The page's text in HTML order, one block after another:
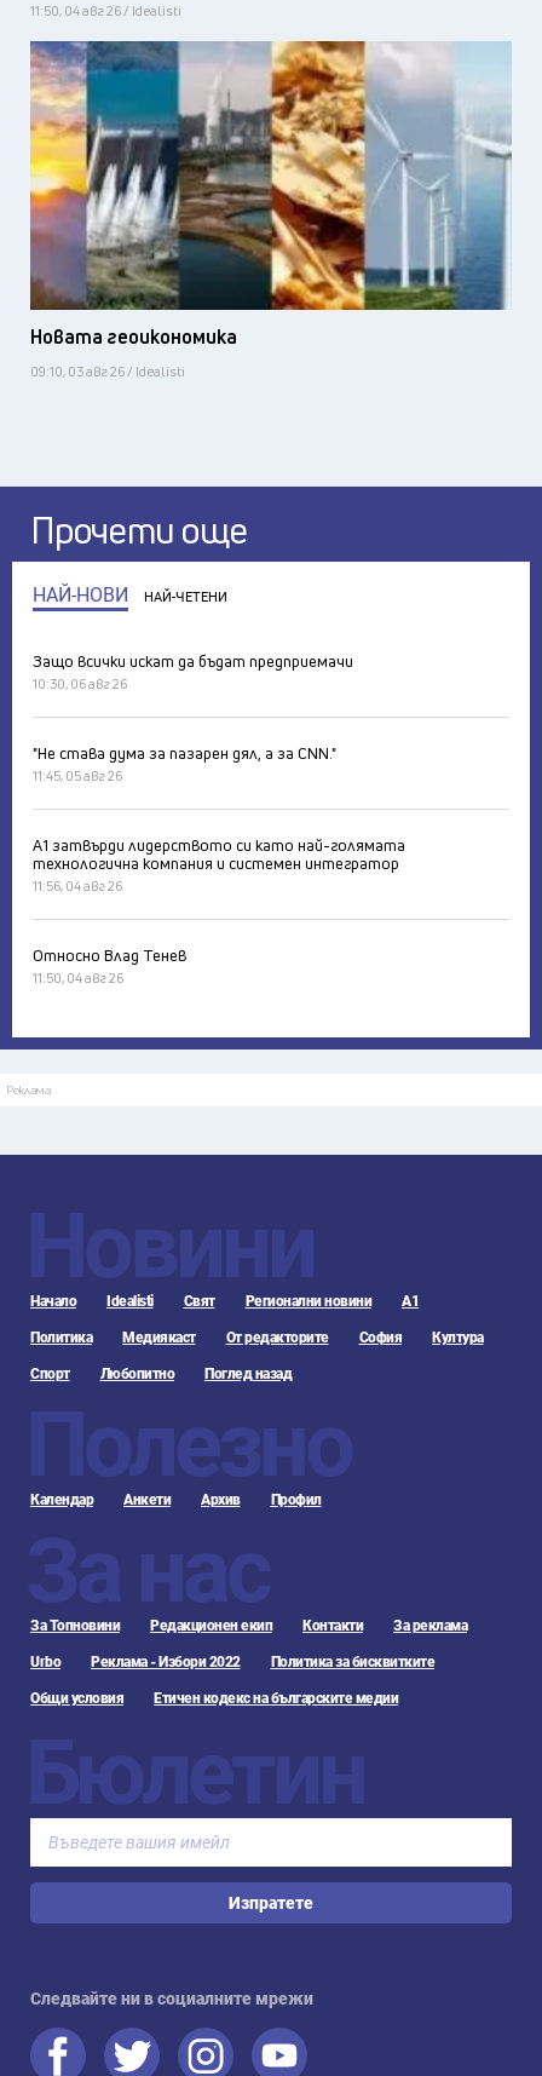
11:50, 04 авг 26 / Idealisti
Новата геоикономика
09:10, 03 авг 26 / Idealisti
Прочети още
НАЙ-НОВИ НАЙ-ЧЕТЕНИ
Защо всички искат да бъдат предприемачи
10:30, 06 авг 26
"Не става дума за пазарен дял, а за CNN."
11:45, 05 авг 26
А1 затвърди лидерството си като най-голямата
технологична компания и системен интегратор
11:56, 04 авг 26
Относно Влад Тенев
11:50, 04 авг 26
Реклама
Новини
Начало Idealisti Свят Регионални новини А1
Политика Медиякаст От редакторите София Култура
Спорт Любопитно Поглед назад
Полезно
Календар Анкети Архив Профил
За нас
За Топновини Редакционен екип Контакти За реклама
Urbo Реклама - Избори 2022 Политика за бисквитките
Общи условия Етичен кодекс на българските медии
Бюлетин
Изпратете
Следвайте ни в социалните мрежи